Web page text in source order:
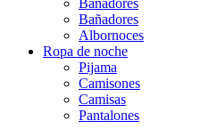
Bañadores
Bañadores
Albornoces
Ropa de noche
Pijama
Camisones
Camisas
Pantalones